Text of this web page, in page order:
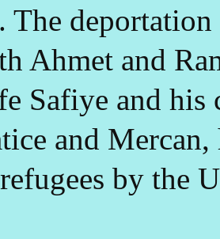
The
Ahmet and
Safiye and his
and
by the